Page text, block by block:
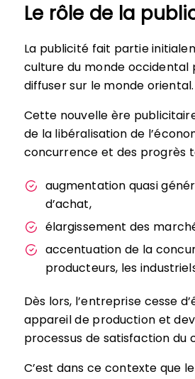
Le rôle de la
La publicité fait partie
culture du monde occidental
diffuser sur le monde oriental.
Cette nouvelle ère
de la libéralisation de
concurrence et des progrès
augmentation quasi
d’achat,
élargissement des
accentuation de la
producteurs, les
Dès lors, l’entreprise cesse
appareil de production et
processus de satisfaction du
C’est dans ce contexte que